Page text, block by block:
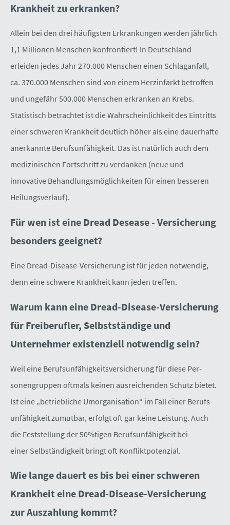
Krankheit zu erkranken?
Allein bei den drei häufigsten Erkrankungen werden jährlich
1,1 Millionen Menschen konfrontiert! In Deutschland
erleiden jedes Jahr 270.000 Menschen einen Schlaganfall,
ca. 370.000 Menschen sind von einem Herzinfarkt betroffen
und ungefähr 500.000 Menschen erkranken an Krebs.
Statistisch betrachtet ist die Wahrscheinlichkeit des Eintritts
einer schweren Krankheit deutlich höher als eine dauerhafte
anerkannte Berufs­unfähig­keit. Das ist natürlich auch dem
medizinischen Fortschritt zu verdanken (neue und
innovative Behandlungsmöglichkeiten für einen besseren
Heilungsverlauf).
Für wen ist eine Dread Desease - Versicherung
besonders geeignet?
Eine Dread-Disease-Versicherung ist für jeden notwendig,
denn eine schwere Krankheit kann jeden treffen.
Warum kann eine Dread-Disease-Versicherung
für Freiberufler, Selbstständige und
Unternehmer existenziell notwendig sein?
Weil eine Berufs­unfähig­keitsversicherung für diese Per­
sonengruppen oftmals keinen ausreichenden Schutz bietet.
Ist eine „betriebliche Umorganisation“ im Fall einer Berufs­
unfähig­keit zumutbar, erfolgt oft gar keine Leistung. Auch
die Feststellung der 50%tigen Berufs­unfähig­keit bei
einer Selbständigkeit bringt oft Konfliktpotenzial.
Wie lange dauert es bis bei einer schweren
Krankheit eine Dread-Disease-Versicherung
zur Auszahlung kommt?